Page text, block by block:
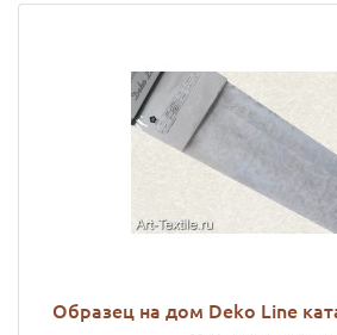
Образец на дом Deko Line